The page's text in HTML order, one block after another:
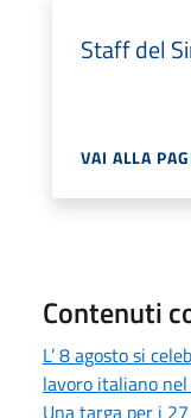
Staff del
VAI ALLA
Contenuti
L’ 8 agosto si
lavoro italiano nel
Una targa per i